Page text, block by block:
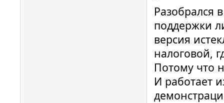
Разобрался
поддержки
версия
налоговой,
Потому что
И работает